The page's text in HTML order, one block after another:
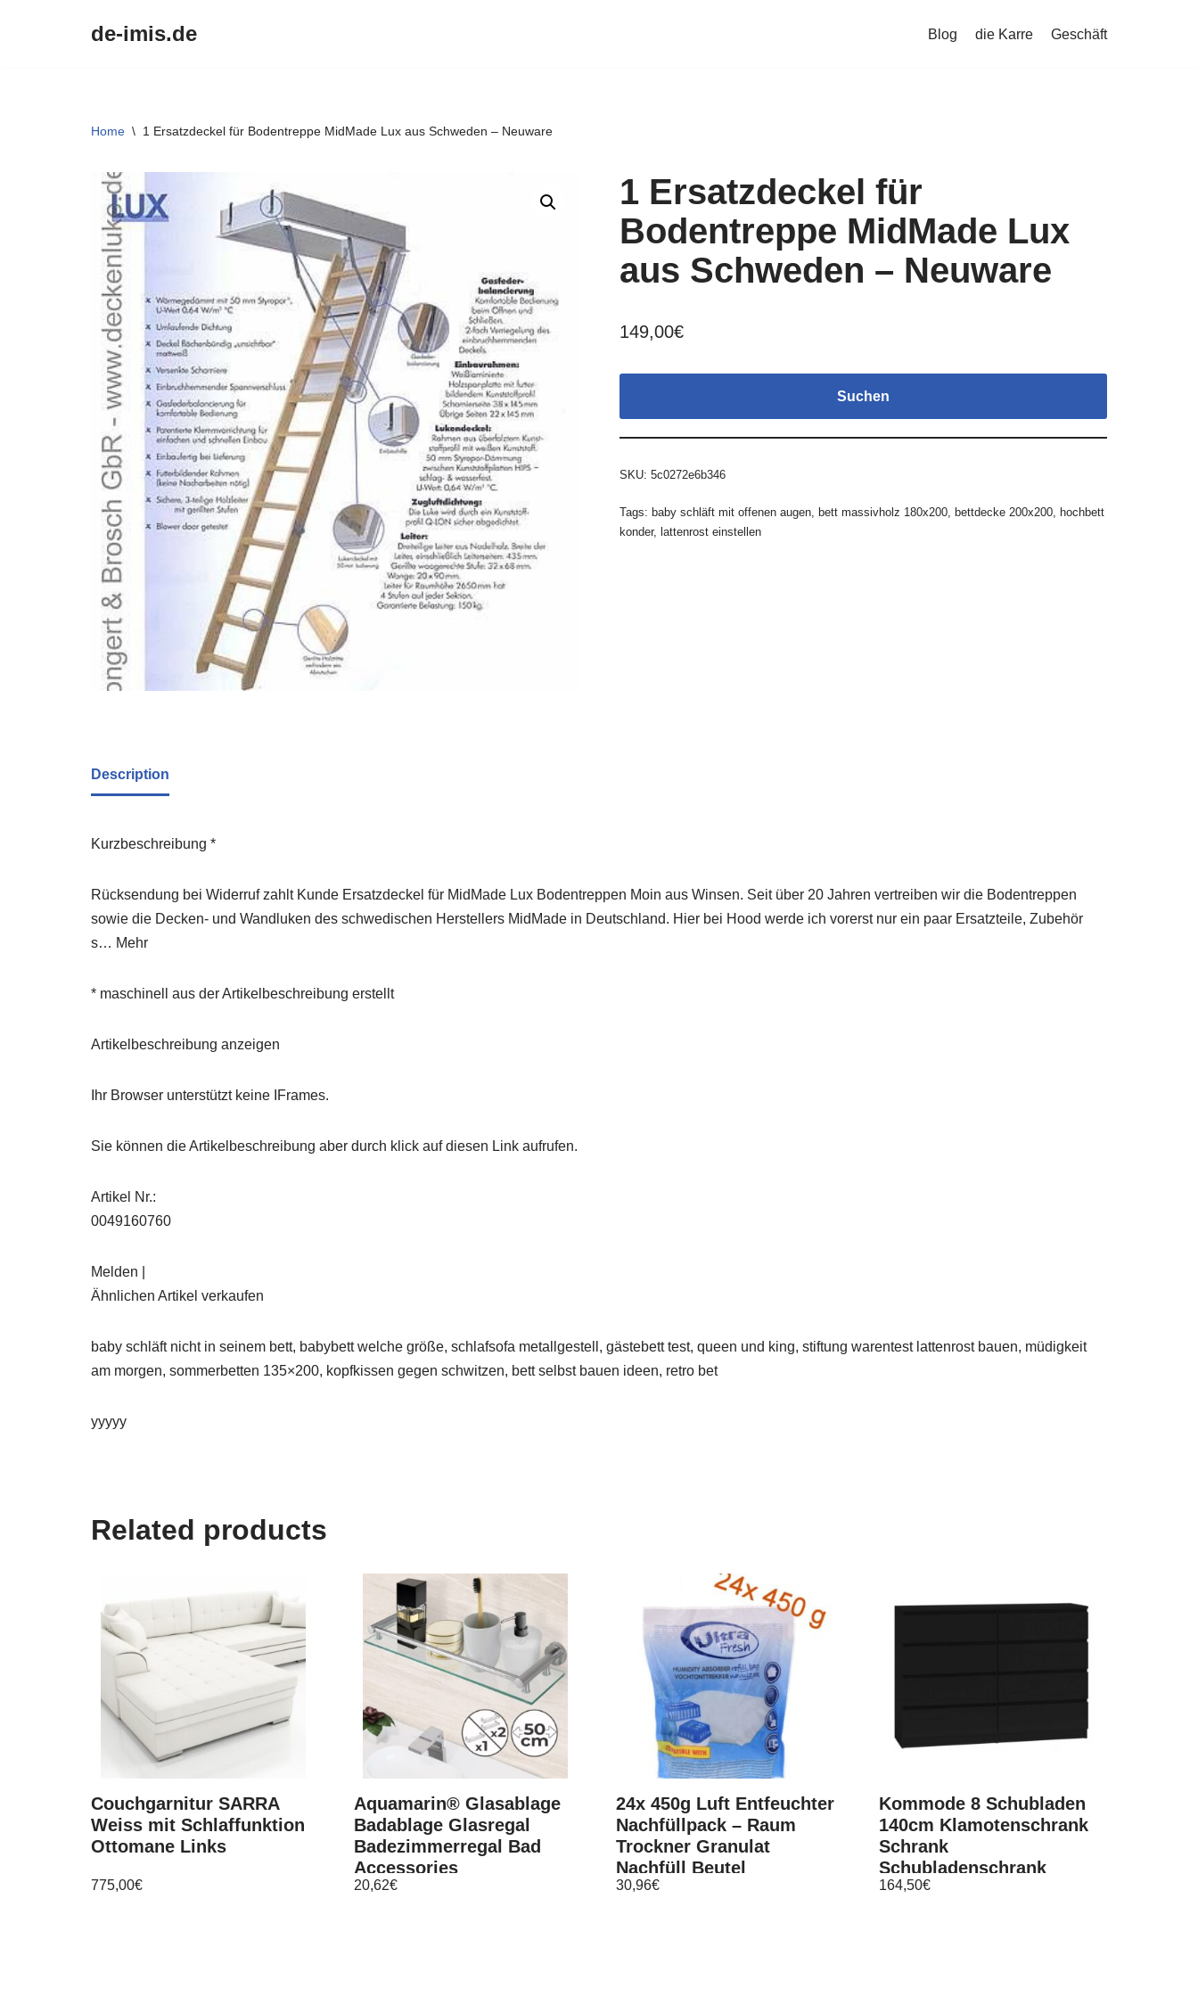
de-imis.de Blog die Karre Geschäft
Home \ 1 Ersatzdeckel für Bodentreppe MidMade Lux aus Schweden – Neuware
1 Ersatzdeckel für
Bodentreppe MidMade Lux
aus Schweden – Neuware
149,00€
Suchen
SKU: 5c0272e6b346
Tags: baby schläft mit offenen augen, bett massivholz 180x200, bettdecke 200x200, hochbett
konder, lattenrost einstellen
Description
Kurzbeschreibung *
Rücksendung bei Widerruf zahlt Kunde Ersatzdeckel für MidMade Lux Bodentreppen Moin aus Winsen. Seit über 20 Jahren vertreiben wir die Bodentreppen
sowie die Decken- und Wandluken des schwedischen Herstellers MidMade in Deutschland. Hier bei Hood werde ich vorerst nur ein paar Ersatzteile, Zubehör
s… Mehr
* maschinell aus der Artikelbeschreibung erstellt
Artikelbeschreibung anzeigen
Ihr Browser unterstützt keine IFrames.
Sie können die Artikelbeschreibung aber durch klick auf diesen Link aufrufen.
Artikel Nr.:
0049160760
Melden |
Ähnlichen Artikel verkaufen
baby schläft nicht in seinem bett, babybett welche größe, schlafsofa metallgestell, gästebett test, queen und king, stiftung warentest lattenrost bauen, müdigkeit
am morgen, sommerbetten 135×200, kopfkissen gegen schwitzen, bett selbst bauen ideen, retro bet
yyyyy
Related products
Couchgarnitur SARRA
Weiss mit Schlaffunktion
Ottomane Links
775,00€
Aquamarin® Glasablage
Badablage Glasregal
Badezimmerregal Bad
Accessories
20,62€
24x 450g Luft Entfeuchter
Nachfüllpack – Raum
Trockner Granulat
Nachfüll Beutel
30,96€
Kommode 8 Schubladen
140cm Klamotenschrank
Schrank
Schubladenschrank
Schwarz
164,50€